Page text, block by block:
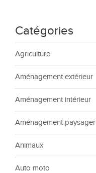
Catégories
Agriculture
Aménagement extérieur
Aménagement intérieur
Aménagement paysager
Animaux
Auto moto